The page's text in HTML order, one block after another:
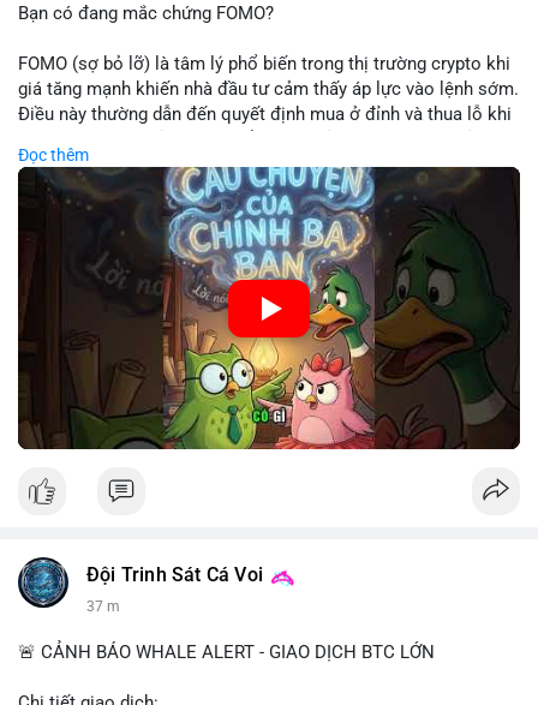
Bạn có đang mắc chứng FOMO?
FOMO (sợ bỏ lỡ) là tâm lý phổ biến trong thị trường crypto khi
giá tăng mạnh khiến nhà đầu tư cảm thấy áp lực vào lệnh sớm.
Điều này thường dẫn đến quyết định mua ở đỉnh và thua lỗ khi
chiến lược đầu tư rõ ràng.
🎥 Xem video trực tiếp tại:
Nguồn: Cú Thông Thái
Đọc thêm
Đội Trinh Sát Cá Voi
37 m
🚨 CẢNH BÁO WHALE ALERT - GIAO DỊCH BTC LỚN